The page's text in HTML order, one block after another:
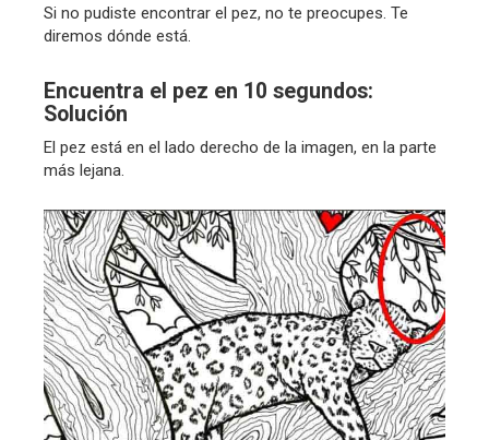
Si no pudiste encontrar el pez, no te preocupes. Te
diremos dónde está.
Encuentra el pez en 10 segundos:
Solución
El pez está en el lado derecho de la imagen, en la parte
más lejana.